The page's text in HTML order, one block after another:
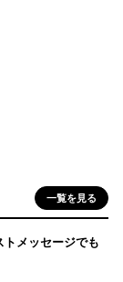
一覧を見る
メッセージでも